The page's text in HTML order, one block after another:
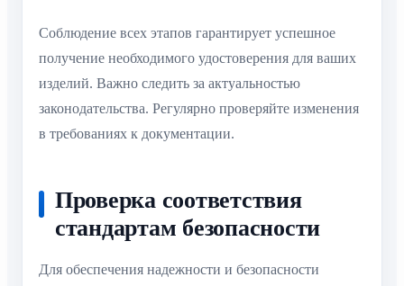
Соблюдение всех этапов гарантирует успешное
получение необходимого удостоверения для ваших
изделий. Важно следить за актуальностью
законодательства. Регулярно проверяйте изменения
в требованиях к документации.
Проверка соответствия
стандартам безопасности
Для обеспечения надежности и безопасности